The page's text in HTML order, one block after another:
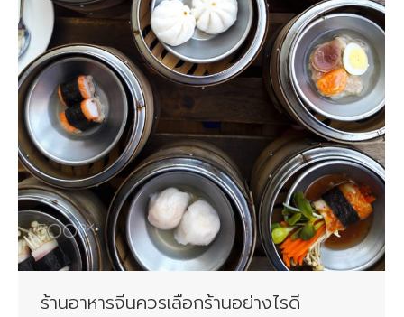
ร้านอาหารจีนควรเลือกร้านอย่างไรดี